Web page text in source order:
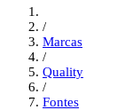
/
Marcas
/
Quality
/
Fontes